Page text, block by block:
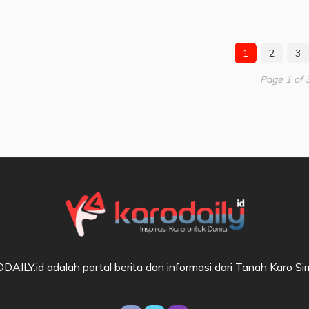
1 2 3
Page 1 of
adalah portal berita dan informasi dari Tanah Karo